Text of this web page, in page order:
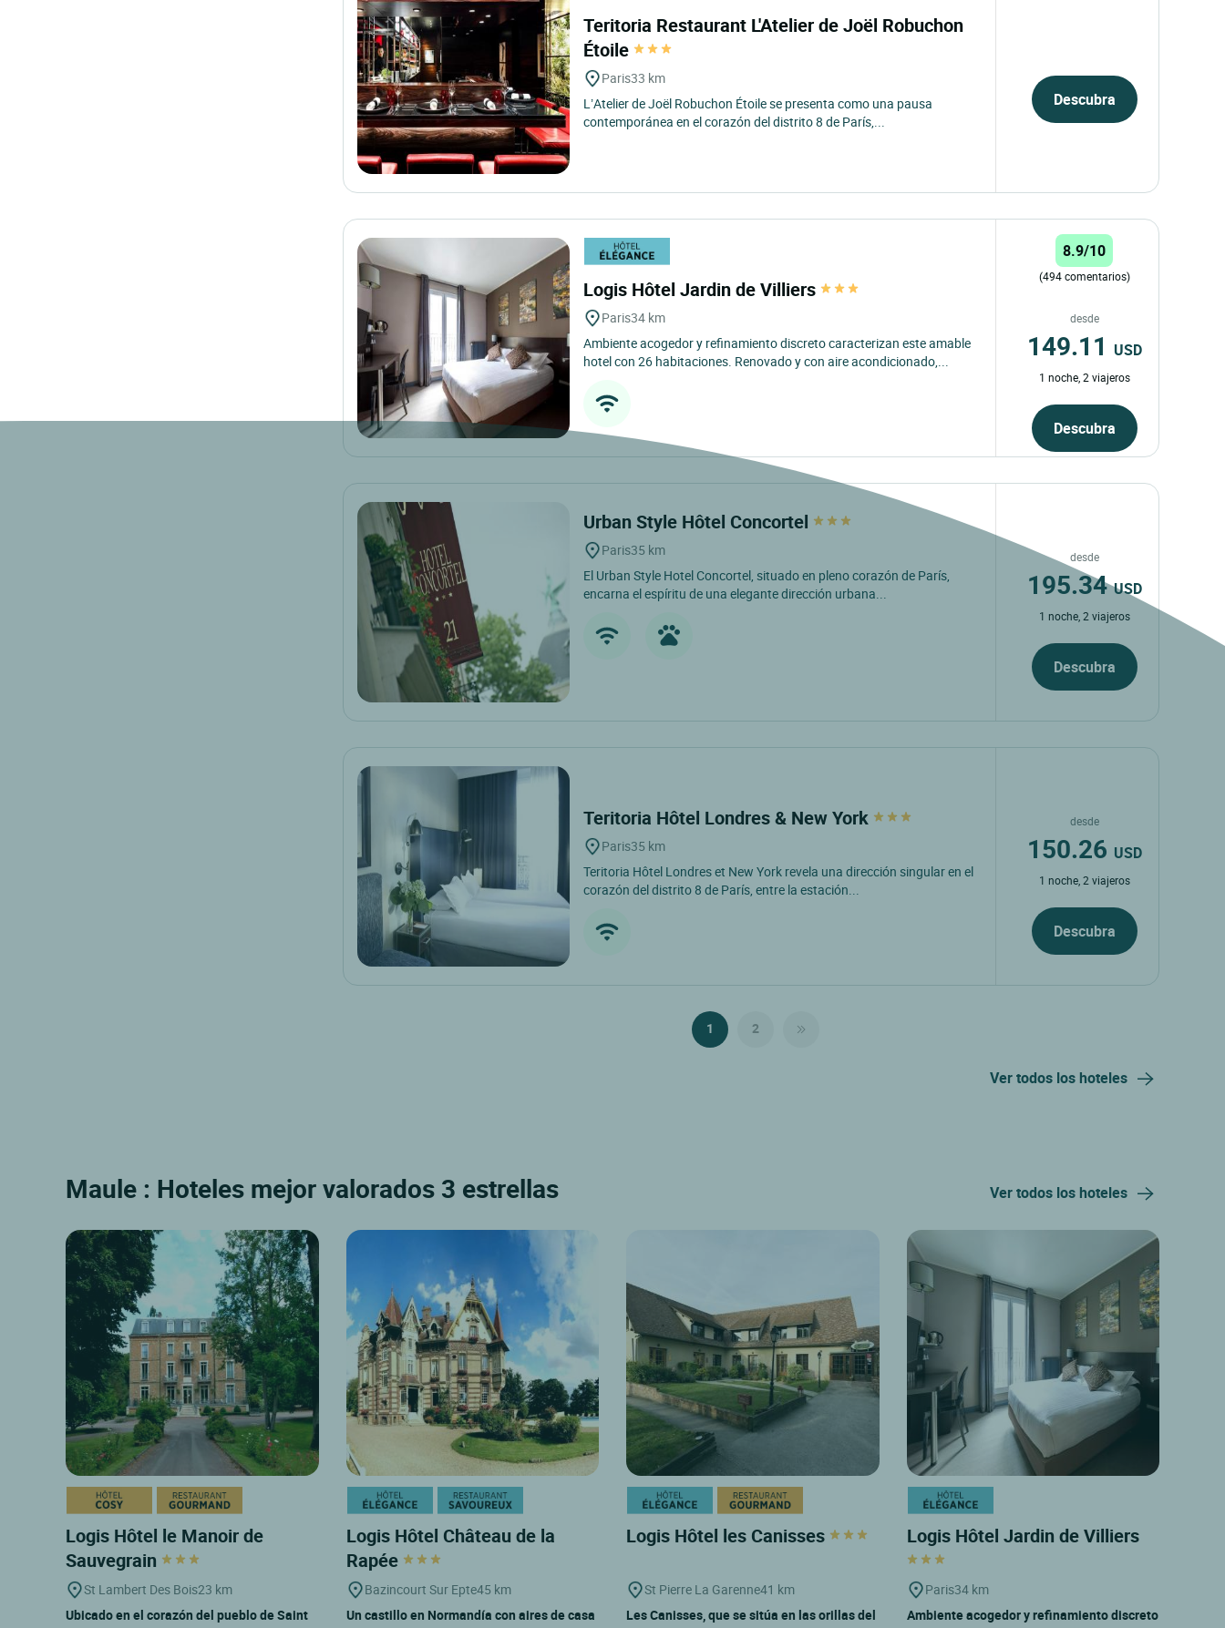
Teritoria Restaurant L'Atelier de Joël Robuchon
Étoile
Paris33 km
L’Atelier de Joël Robuchon Étoile se presenta como una pausa
contemporánea en el corazón del distrito 8 de París,...
Descubra
Logis Hôtel Jardin de Villiers
Paris34 km
Ambiente acogedor y refinamiento discreto caracterizan este amable
hotel con 26 habitaciones. Renovado y con aire acondicionado,...
8.9/10
(494 comentarios)
desde
149.11 USD
1 noche, 2 viajeros
Descubra
Urban Style Hôtel Concortel
Paris35 km
El Urban Style Hotel Concortel, situado en pleno corazón de París,
encarna el espíritu de una elegante dirección urbana...
desde
195.34USD
1 noche, 2 viajeros
Descubra
Teritoria Hôtel Londres & New York
Paris35 km
Teritoria Hôtel Londres et New York revela una dirección singular en el
corazón del distrito 8 de París, entre la estación...
desde
150.26 USD
1 noche, 2 viajeros
Descubra
1 2
Ver todos los hoteles
Maule : Hoteles mejor valorados 3 estrellas Ver todos los hoteles
Logis Hôtel le Manoir de
Sauvegrain
St Lambert Des Bois23 km
Ubicado en el corazón del pueblo de Saint
Logis Hôtel Château de la
Rapée
Bazincourt Sur Epte45 km
Un castillo en Normandía con aires de casa
Logis Hôtel les Canisses
St Pierre La Garenne41 km
Les Canisses, que se sitúa en las orillas del
Logis Hôtel Jardin de Villiers
Paris34 km
Ambiente acogedor y refinamiento discreto